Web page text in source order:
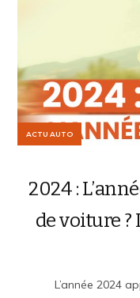
ACTU AUTO
2024 :
de voiture
L’année 2024